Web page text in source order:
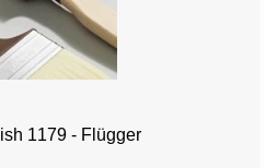
1179 - Flügger